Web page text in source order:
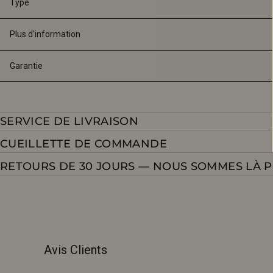
Type
Plus d'information
Garantie
SERVICE DE LIVRAISON
CUEILLETTE DE COMMANDE
RETOURS DE 30 JOURS — NOUS SOMMES LÀ
Avis Clients